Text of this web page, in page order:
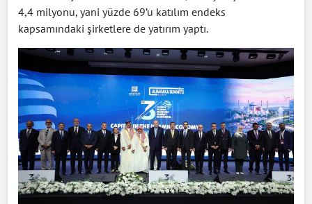
4,4 milyonu, yani yüzde 69’u katılım endeks
kapsamındaki şirketlere de yatırım yaptı.